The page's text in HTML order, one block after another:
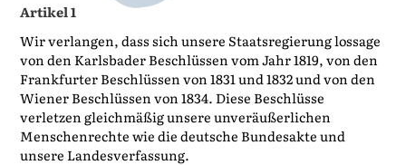
Artikel 1
Wir verlangen, dass sich unsere Staatsregierung lossage
von den Karlsbader Beschlüssen vom Jahr 1819, von den
Frankfurter Beschlüssen von 1831 und 1832 und von den
Wiener Beschlüssen von 1834. Diese Beschlüsse
verletzen gleichmäßig unsere unveräußerlichen
Menschenrechte wie die deutsche Bundesakte und
unsere Landesverfassung.